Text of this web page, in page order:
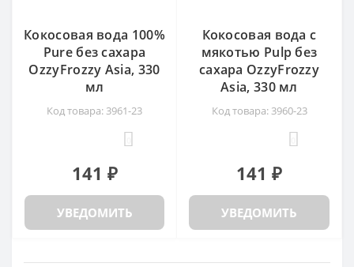
Кокосовая вода 100%
Pure без сахара
OzzyFrozzy Asia, 330
мл
Код товара: 3961-23
141 ₽
УВЕДОМИТЬ
Кокосовая вода с
мякотью Pulp без
сахара OzzyFrozzy
Asia, 330 мл
Код товара: 3960-23
141 ₽
УВЕДОМИТЬ